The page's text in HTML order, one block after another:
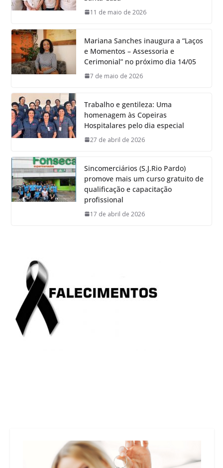
11 de maio de 2026
Mariana Sanches inaugura a “Laços
e Momentos – Assessoria e
Cerimonial” no próximo dia 14/05
7 de maio de 2026
Trabalho e gentileza: Uma
homenagem às Copeiras
Hospitalares pelo dia especial
27 de abril de 2026
Sincomerciários (S.J.Rio Pardo)
promove mais um curso gratuito de
qualificação e capacitação
profissional
17 de abril de 2026